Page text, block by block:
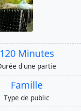
120 Minutes
d'une partie
Famille
Type de public